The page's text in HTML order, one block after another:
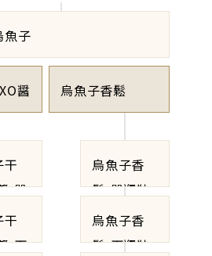
魚子
醤
干
-單
干
-兩
烏魚子香鬆
烏魚子香
鬆-單瓶裝
烏魚子香
鬆-兩瓶裝